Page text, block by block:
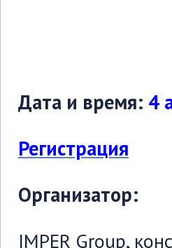
Дата и время: 4
Регистрация
Организатор:
IMPER Group,